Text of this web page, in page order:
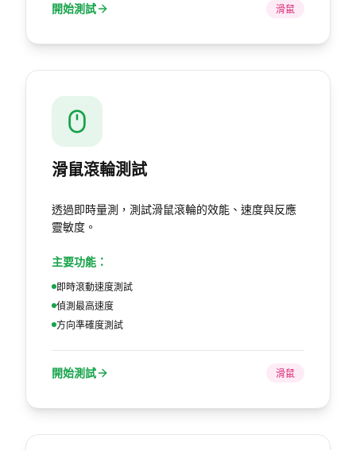
開始測試 滑鼠
滑鼠滾輪測試
透過即時量測，測試滑鼠滾輪的效能、速度與反應
靈敏度。
主要功能：
即時滾動速度測試
偵測最高速度
方向準確度測試
開始測試 滑鼠